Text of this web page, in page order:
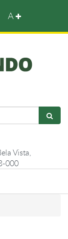
A
Vista,
000